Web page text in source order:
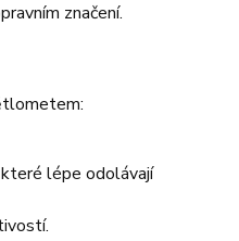
značení.
lépe odolávají